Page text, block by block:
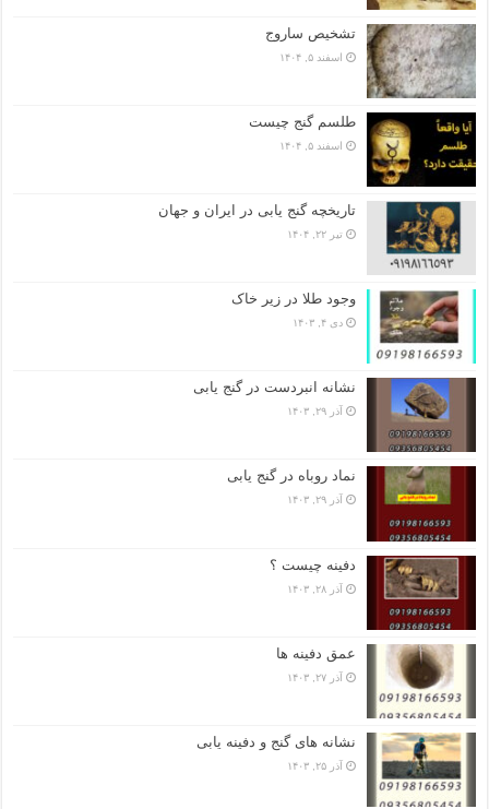
تشخیص ساروج
اسفند ۵, ۱۴۰۴
طلسم گنج چیست
اسفند ۵, ۱۴۰۴
تاریخچه گنج‌ یابی در ایران و جهان
تیر ۲۲, ۱۴۰۴
وجود طلا در زیر خاک
دی ۴, ۱۴۰۳
نشانه انبردست در گنج یابی
آذر ۲۹, ۱۴۰۳
نماد روباه در گنج یابی
آذر ۲۹, ۱۴۰۳
دفینه چیست ؟
آذر ۲۸, ۱۴۰۳
عمق دفینه ها
آذر ۲۷, ۱۴۰۳
نشانه های گنج و دفینه یابی
آذر ۲۵, ۱۴۰۳